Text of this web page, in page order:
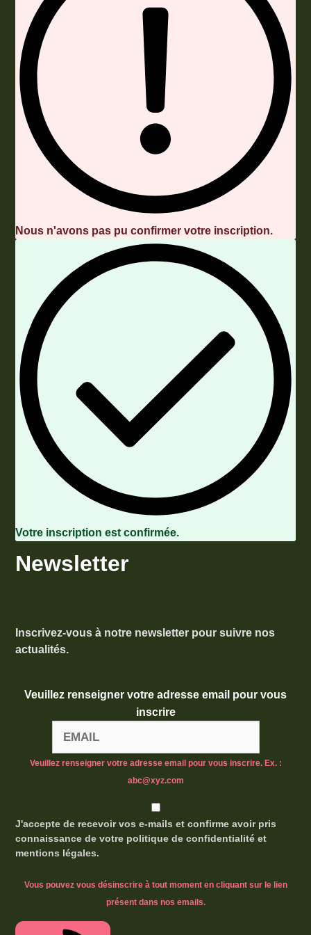
Nous n'avons pas pu confirmer votre inscription.
Votre inscription est confirmée.
Newsletter
Inscrivez-vous à notre newsletter pour suivre nos
actualités.
Veuillez renseigner votre adresse email pour vous
inscrire
Veuillez renseigner votre adresse email pour vous inscrire. Ex. :
abc@xyz.com
J'accepte de recevoir vos e-mails et confirme avoir pris
connaissance de votre politique de confidentialité et
mentions légales.
Vous pouvez vous désinscrire à tout moment en cliquant sur le lien
présent dans nos emails.